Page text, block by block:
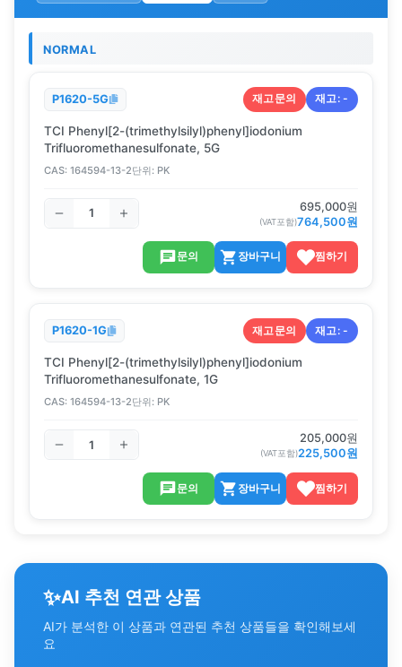
NORMAL
P1620-5G 재고문의 재고:-
TCI Phenyl[2-(trimethylsilyl)phenyl]iodonium
Trifluoromethanesulfonate, 5G
CAS: 164594-13-2단위: PK
695,000원
(VAT포함)764,500원
문의 장바구니 찜하기
P1620-1G 재고문의 재고:-
TCI Phenyl[2-(trimethylsilyl)phenyl]iodonium
Trifluoromethanesulfonate, 1G
CAS: 164594-13-2단위: PK
205,000원
(VAT포함)225,500원
문의 장바구니 찜하기
✨AI 추천 연관 상품
AI가 분석한 이 상품과 연관된 추천 상품들을 확인해보세
요